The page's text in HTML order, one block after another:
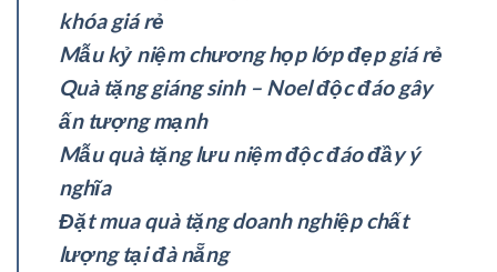
khóa giá rẻ
Mẫu kỷ niệm chương họp lớp đẹp giá rẻ
Quà tặng giáng sinh – Noel độc đáo gây
ấn tượng mạnh
Mẫu quà tặng lưu niệm độc đáo đầy ý
nghĩa
Đặt mua quà tặng doanh nghiệp chất
lượng tại đà nẵng